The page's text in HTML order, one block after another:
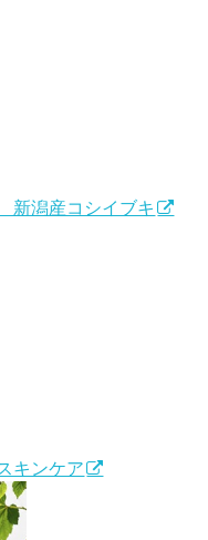
潟産コシイブキ
キンケア